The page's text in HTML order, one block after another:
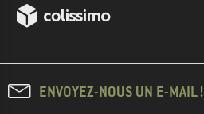
ENVOYEZ-NOUS UN E-MAIL !